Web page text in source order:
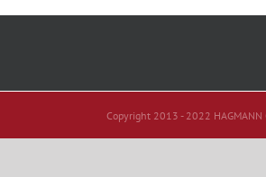
Copyright 2013 - 2022 HAGMANN